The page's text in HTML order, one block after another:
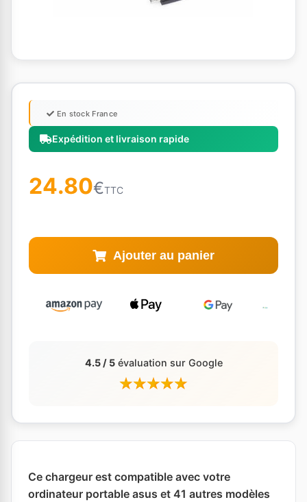
Expédition et livraison rapide
En stock France
24.80€TTC
Ajouter au panier
4.5 / 5évaluation sur Google
Ce chargeur est compatible avec votre
ordinateur portable asus et 41 autres modèles